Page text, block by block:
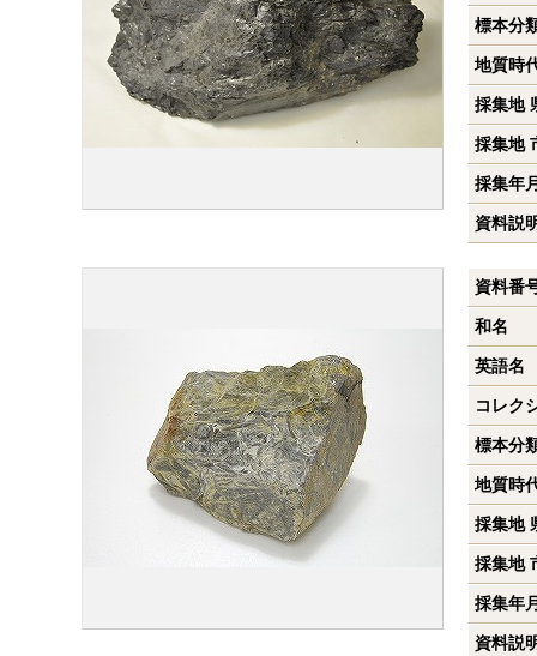
標本分
地質時
採集地
採集地
採集年
資料説
資料番
和名
英語名
コレク
標本分
地質時
採集地
採集地
採集年
資料説